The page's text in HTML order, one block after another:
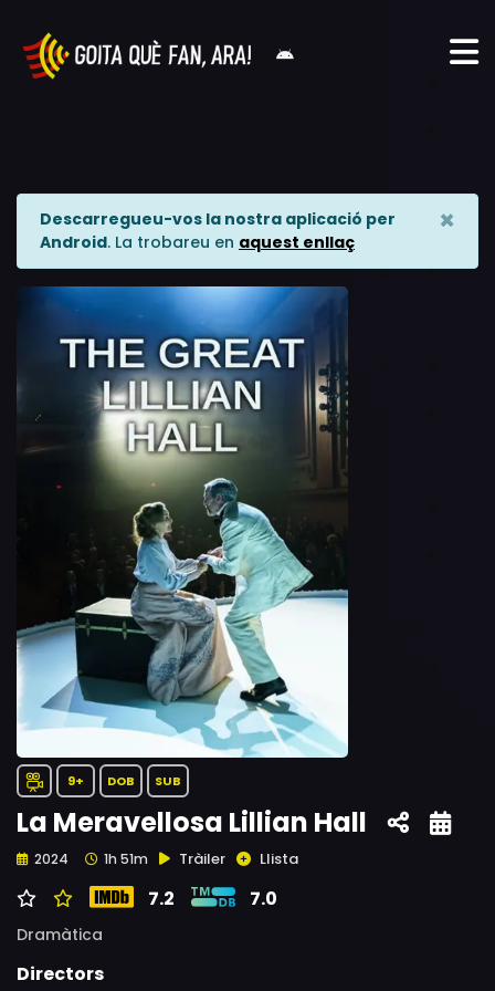
Descarregueu-vos la nostra aplicació per
Android. La trobareu en aquest enllaç
×
9+ DOB SUB
La Meravellosa Lillian Hall
2024 1h 51m Tràiler Llista
7.2 7.0
Dramàtica
Directors